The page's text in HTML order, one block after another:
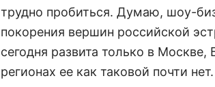
трудно пробиться. Думаю, шоу-
покорения вершин российской
сегодня развита только в
регионах ее как таковой почти нет.